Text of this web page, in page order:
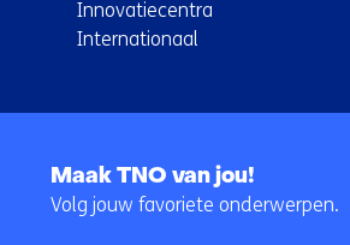
Innovatiecentra
Internationaal
navigatie
Maak TNO van jou!
Volg jouw favoriete onderwerpen.